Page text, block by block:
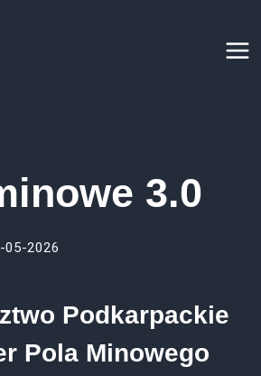
3.0
05-2026
Podkarpackie
Pola Minowego